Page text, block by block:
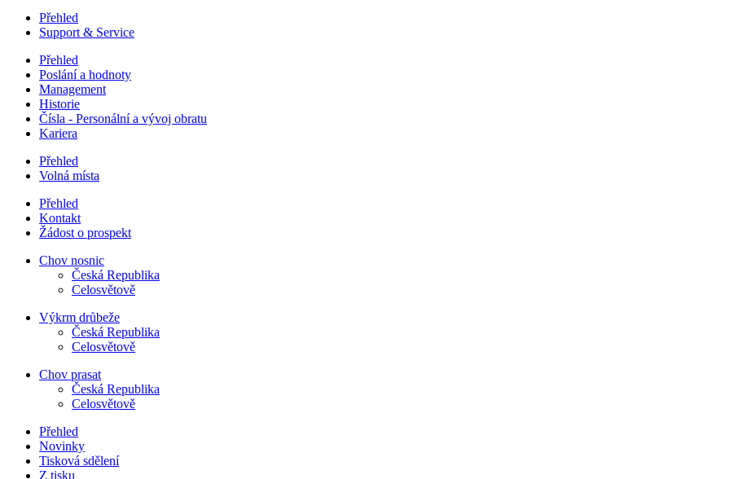
Přehled
Support & Service
Přehled
Poslání a hodnoty
Management
Historie
Čísla - Personální a vývoj obratu
Kariera
Přehled
Volná místa
Přehled
Kontakt
Žádost o prospekt
Chov nosnic
Česká Republika
Celosvětově
Výkrm drůbeže
Česká Republika
Celosvětově
Chov prasat
Česká Republika
Celosvětově
Přehled
Novinky
Tisková sdělení
Z tisku